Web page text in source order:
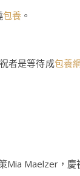
包養 。
者是等待成包養
Mia Maelzer，慶